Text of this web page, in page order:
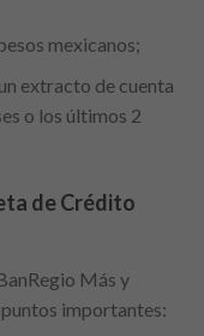
mexicanos;
extracto de cuenta
o los últimos 2
de Crédito
Más y
importantes: